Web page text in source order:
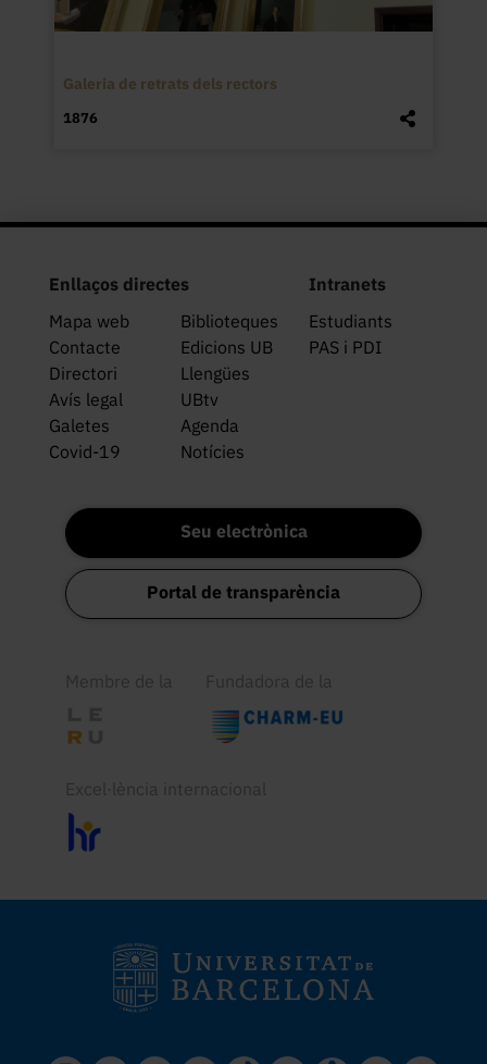
Galeria de retrats dels rectors
1876
Enllaços directes
Mapa web
Biblioteques
Contacte
Edicions UB
Directori
Llengües
Avís legal
UBtv
Galetes
Agenda
Covid-19
Notícies
Intranets
Estudiants
PAS i PDI
Seu electrònica
Portal de transparència
Membre de la Fundadora de la
Excel·lència internacional